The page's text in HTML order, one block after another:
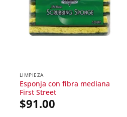
LIMPIEZA
Esponja con fibra mediana
First Street
$91.00